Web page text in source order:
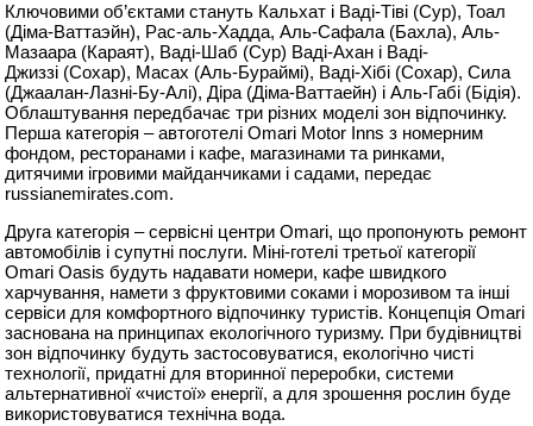
Ключовими об’єктами стануть Кальхат і Ваді-Тіві (Сур), Тоал
(Діма-Ваттаэйн), Рас-аль-Хадда, Аль-Сафала (Бахла), Аль-
Мазаара (Караят), Ваді-Шаб (Сур) Ваді-Ахан і Ваді-
Джиззі (Сохар), Масах (Аль-Бураймі), Ваді-Хібі (Сохар), Сила
(Джаалан-Лазні-Бу-Алі), Діра (Діма-Ваттаейн) і Аль-Габі (Бідія).
Облаштування передбачає три різних моделі зон відпочинку.
Перша категорія – автоготелі Omari Motor Inns з номерним
фондом, ресторанами і кафе, магазинами та ринками,
дитячими ігровими майданчиками і садами, передає
russianemirates.com.
Друга категорія – сервісні центри Omari, що пропонують ремонт
автомобілів і супутні послуги. Міні-готелі третьої категорії
Omari Oasis будуть надавати номери, кафе швидкого
харчування, намети з фруктовими соками і морозивом та інші
сервіси для комфортного відпочинку туристів. Концепція Omari
заснована на принципах екологічного туризму. При будівництві
зон відпочинку будуть застосовуватися, екологічно чисті
технології, придатні для вторинної переробки, системи
альтернативної «чистої» енергії, а для зрошення рослин буде
використовуватися технічна вода.